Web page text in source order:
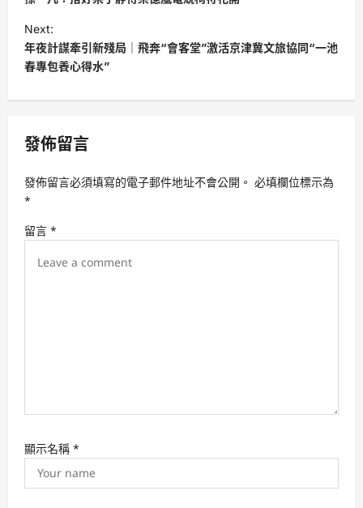
s
t
n
a
i
a
t
i
Next:
年夜計謀牽引新殘局｜飛奔“會客堂”激活京津冀文旅協同“一池
春專包養心得水”
發佈留言
發佈留言必須填寫的電子郵件地址不會公開。 必填欄位標示為
*
留言 *
顯示名稱 *